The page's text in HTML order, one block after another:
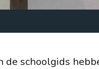
de schoolgids